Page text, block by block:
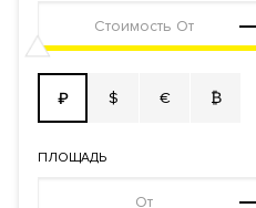
₽ $ € ₿
ПЛОЩАДЬ